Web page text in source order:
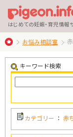
はじめての妊娠・育児情報
お悩み相談室
キーワード検索
カテゴリー ： 赤